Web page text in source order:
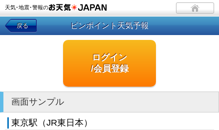
天気･地震･警報の
戻る ピンポイント天気予報
ログイン
/会員登録
画面サンプル
東京駅（JR東日本）